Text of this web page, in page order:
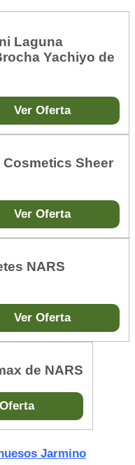
Laguna
Yachiyo de
Ver Oferta
Cosmetics Sheer
Ver Oferta
NARS
Ver Oferta
de NARS
Jarmino